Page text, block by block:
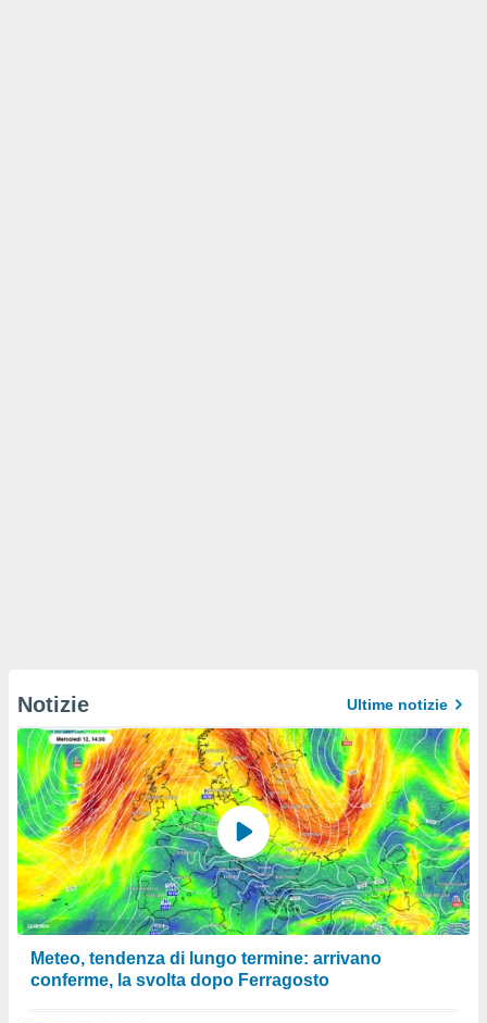
Notizie Ultime notizie
Meteo, tendenza di lungo termine: arrivano
conferme, la svolta dopo Ferragosto